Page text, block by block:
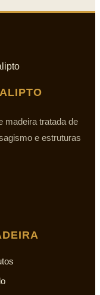
madeira tratada de
e estruturas